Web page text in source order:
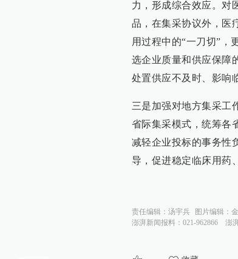
力，形成综合效应。对
品，在集采协议外，医
用过程中的“一刀切”，
选企业质量和供应保障
处置供应不及时、影响
三是加强对地方集采工
省际集采模式，统筹各
减轻企业投标的事务性
导，促进稳定临床用药
责任编辑： 汤宇兵 图片编辑：
澎湃新闻报料：021-962866
澎